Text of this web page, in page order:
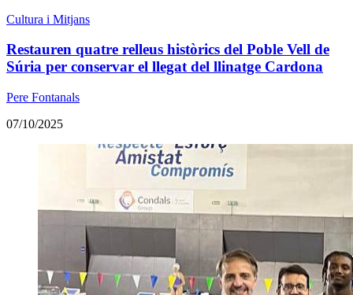
Cultura i Mitjans
Restauren quatre relleus històrics del Poble Vell de
Súria per conservar el llegat del llinatge Cardona
Pere Fontanals
07/10/2025